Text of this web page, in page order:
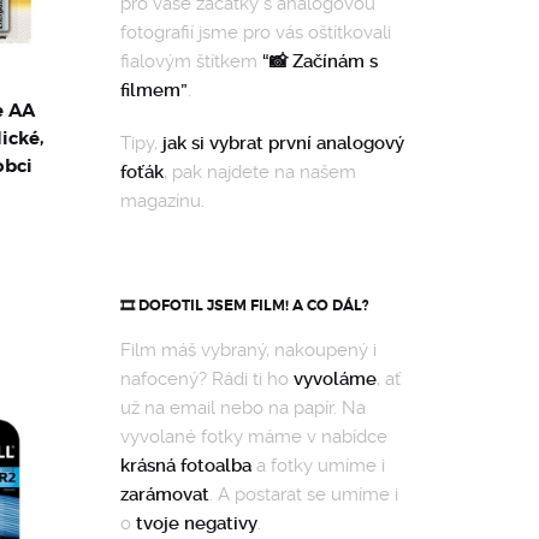
AA
fotografií jsme pro vás oštítkovali
fialovým štítkem “📸 Začínám s
filmem”.
Tipy, jak si vybrat první analogový
foťák, pak najdete na našem
magazínu.
🎞️ DOFOTIL JSEM FILM! A CO DÁL?
Film máš vybraný, nakoupený i
nafocený? Rádi ti ho vyvoláme, ať
už na email nebo na papír. Na
vyvolané fotky máme v nabídce
krásná fotoalbaa fotky umíme i
zarámovat. A postarat se umíme i
o tvoje negativy.